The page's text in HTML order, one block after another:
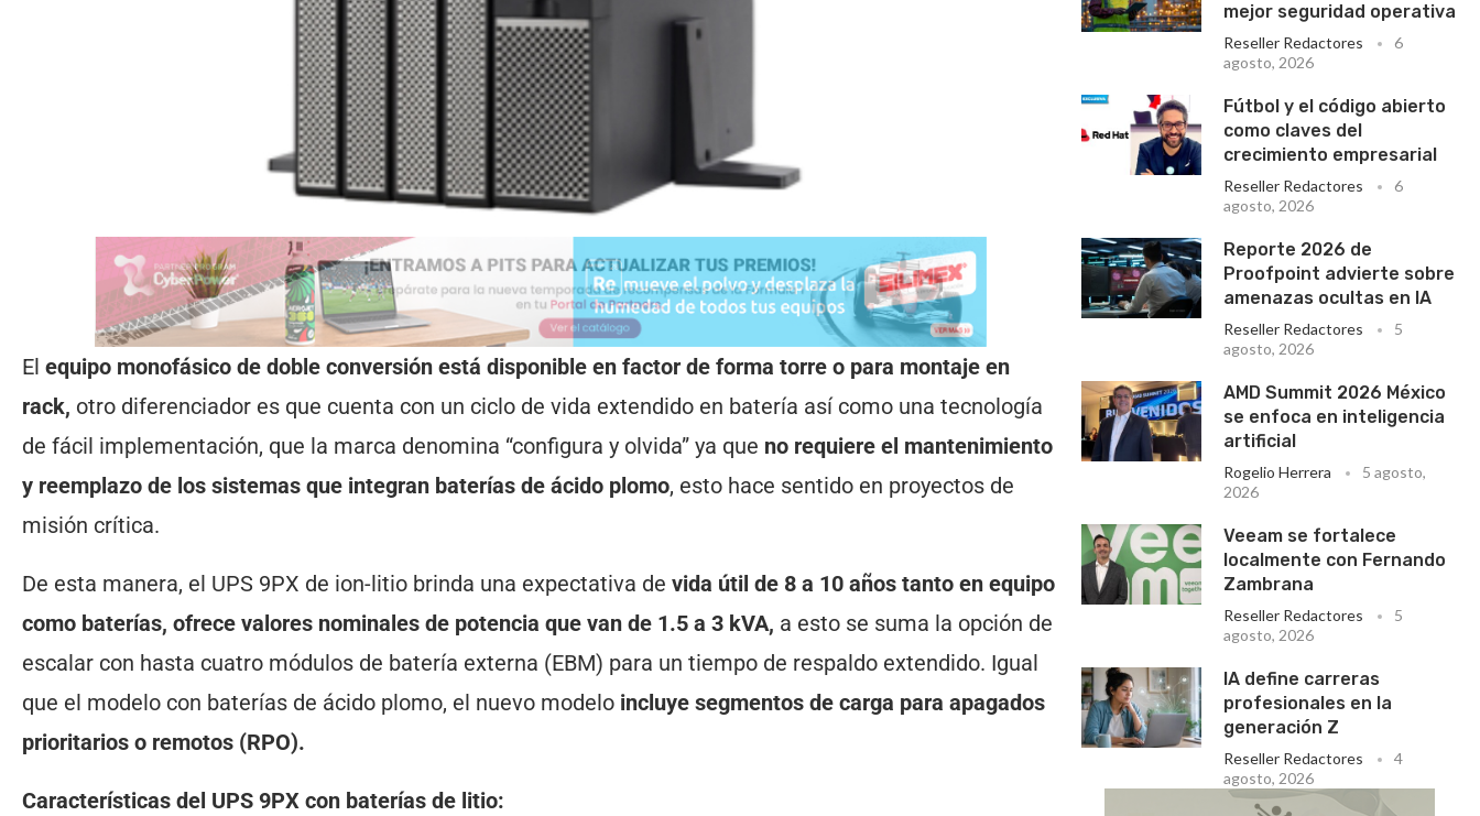
El equipo monofásico de doble conversión está disponible en factor de forma torre o para montaje en
rack, otro diferenciador es que cuenta con un ciclo de vida extendido en batería así como una tecnología
de fácil implementación, que la marca denomina “configura y olvida” ya que no requiere el mantenimiento
y reemplazo de los sistemas que integran baterías de ácido plomo, esto hace sentido en proyectos de
misión crítica.
De esta manera, el UPS 9PX de ion-litio brinda una expectativa de vida útil de 8 a 10 años tanto en equipo
como baterías, ofrece valores nominales de potencia que van de 1.5 a 3 kVA, a esto se suma la opción de
escalar con hasta cuatro módulos de batería externa (EBM) para un tiempo de respaldo extendido. Igual
que el modelo con baterías de ácido plomo, el nuevo modelo incluye segmentos de carga para apagados
prioritarios o remotos (RPO).
Características del UPS 9PX con baterías de litio:
mejor seguridad operativa
Reseller Redactores
6
agosto, 2026
Fútbol y el código abierto
como claves del
crecimiento empresarial
Reseller Redactores
6
agosto, 2026
Reporte 2026 de
Proofpoint advierte sobre
amenazas ocultas en IA
Reseller Redactores
5
agosto, 2026
AMD Summit 2026 México
se enfoca en inteligencia
artificial
Rogelio Herrera
5 agosto,
2026
Veeam se fortalece
localmente con Fernando
Zambrana
Reseller Redactores
5
agosto, 2026
IA define carreras
profesionales en la
generación Z
Reseller Redactores
4
agosto, 2026